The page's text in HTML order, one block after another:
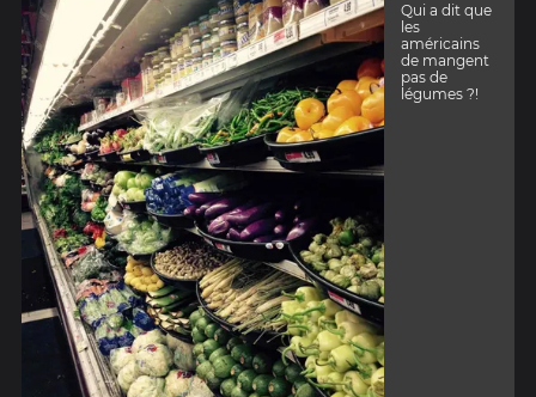
Qui a dit que
les
américains
de mangent
pas de
légumes ?!